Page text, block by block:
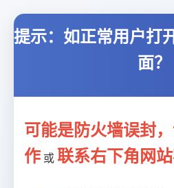
提示：如正常用户打
面？
可能是防火墙误封
作 或 联系右下角网